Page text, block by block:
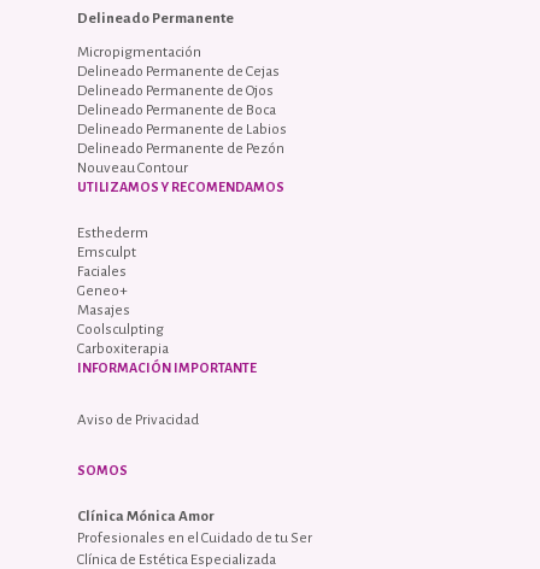
Delineado Permanente
Micropigmentación
Delineado Permanente de Cejas
Delineado Permanente de Ojos
Delineado Permanente de Boca
Delineado Permanente de Labios
Delineado Permanente de Pezón
Nouveau Contour
UTILIZAMOS Y RECOMENDAMOS
Esthederm
Emsculpt
Faciales
Geneo+
Masajes
Coolsculpting
Carboxiterapia
INFORMACIÓN IMPORTANTE
Aviso de Privacidad
SOMOS
Clínica Mónica Amor
Profesionales en el Cuidado de tu Ser
Clínica de Estética Especializada